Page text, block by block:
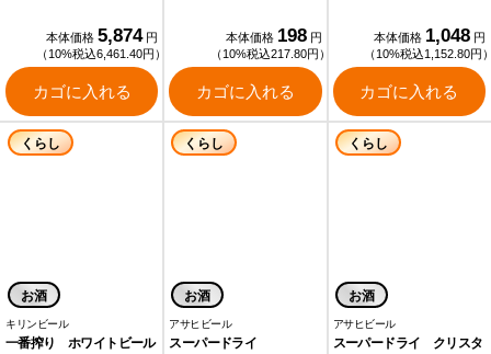
本体価格 5,874 円
（10%税込6,461.40円）
カゴに入れる
本体価格 198 円
（10%税込217.80円）
カゴに入れる
本体価格 1,048 円
（10%税込1,152.80円
カゴに入れる
くらし
お酒
キリンビール
一番搾り ホワイトビール
くらし
お酒
アサヒビール
スーパードライ
くらし
お酒
アサヒビール
スーパードライ クリスタ